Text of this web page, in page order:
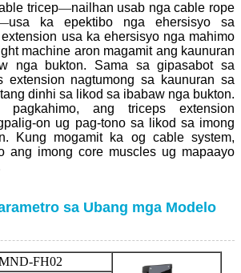
tricep—nailhan usab nga cable rope
usa ka epektibo nga ehersisyo sa
usa ka ehersisyo nga mahimo
machine aron magamit ang kaunuran
nga bukton. Sama sa gipasabot sa
extension nagtumong sa kaunuran sa
dinhi sa likod sa ibabaw nga bukton.
ang triceps extension
on ug pag-tono sa likod sa imong
Kung mogamit ka og cable system,
ang imong core muscles ug mapaayo
sa Ubang mga Modelo
FH02